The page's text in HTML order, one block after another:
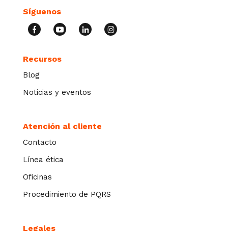
Síguenos
Recursos
Blog
Noticias y eventos
Atención al cliente
Contacto
Línea ética
Oficinas
Procedimiento de PQRS
Legales